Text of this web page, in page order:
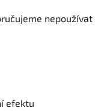
nepoužívat
efektu